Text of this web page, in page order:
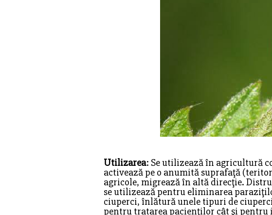
Utilizarea: Se utilizează în agricultură
activează pe o anumită suprafaţă
agricole, migrează în altă direcţie.
se utilizează pentru eliminarea
ciuperci, înlătură unele tipuri de
pentru tratarea pacienţilor cât şi pentru